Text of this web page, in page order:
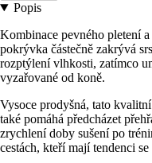
Popis
Kombinace pevného pletení
pokrývka částečně zakrývá
rozptýlení vlhkosti, zatímco
vyzařované od koně.
Vysoce prodyšná, tato
také pomáhá předcházet
zrychlení doby sušení po
cestách, kteří mají tendenci se